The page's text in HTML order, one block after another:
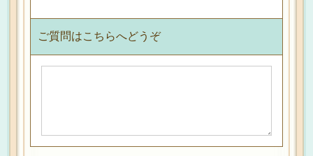
ご質問はこちらへどうぞ